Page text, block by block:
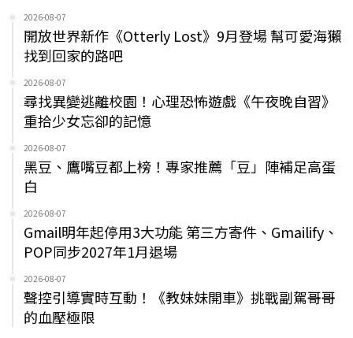
2026-08-07
開放世界新作《Otterly Lost》9月登場 幫可愛海獺
找到回家的路吧
2026-08-07
尋找異變逃離校園！心理恐怖遊戲《午夜晚自習》
重拾少女忘卻的記憶
2026-08-07
黑豆、鷹嘴豆都上榜！專家推薦「豆」陣補足高蛋
白
2026-08-07
Gmail明年起停用3大功能 第三方寄件、Gmailify、
POP同步2027年1月退場
2026-08-07
聲控引導實時互動！《教妹妹開車》挑戰副駕哥哥
的血壓極限